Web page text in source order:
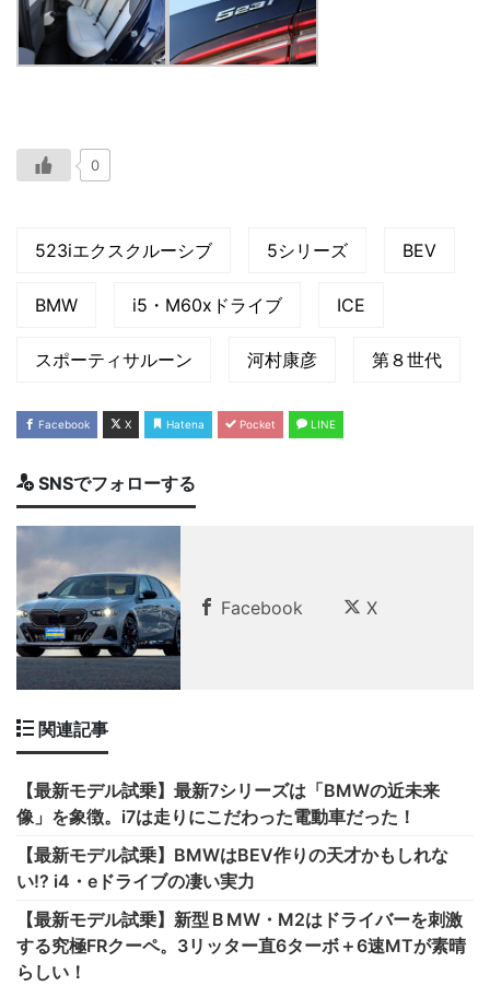
0
523iエクスクルーシブ 5シリーズ BEV
BMW i5・M60xドライブ ICE
スポーティサルーン 河村康彦 第８世代
Facebook X Hatena Pocket LINE
SNSでフォローする
Facebook X
関連記事
【最新モデル試乗】最新7シリーズは「BMWの近未来
像」を象徴。i7は走りにこだわった電動車だった！
【最新モデル試乗】BMWはBEV作りの天才かもしれな
い!? i4・eドライブの凄い実力
【最新モデル試乗】新型ＢMW・M2はドライバーを刺激
する究極FRクーペ。3リッター直6ターボ＋6速MTが素晴
らしい！